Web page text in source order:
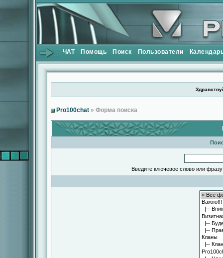
ЧАТ Помощь Поиск Пользователи
Pro100chat » Форма поиска
Введите ключевое слово или